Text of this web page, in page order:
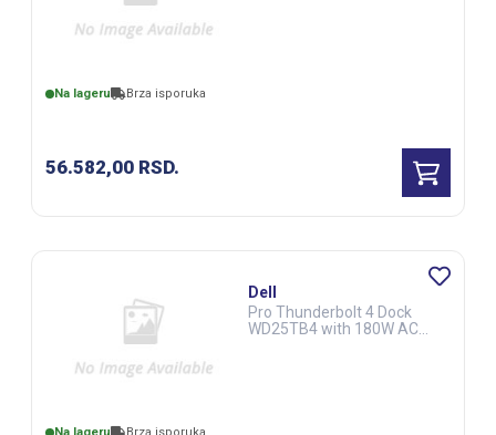
Na lageru Brza isporuka
56.582,00 RSD.
Dell
Pro Thunderbolt 4 Dock
WD25TB4 with 180W AC